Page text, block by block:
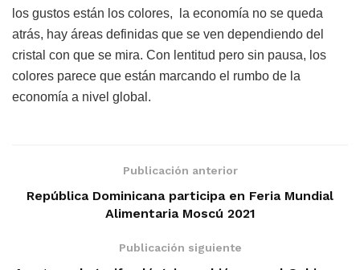
los gustos están los colores, la economía no se queda
atrás, hay áreas definidas que se ven dependiendo del
cristal con que se mira. Con lentitud pero sin pausa, los
colores parece que están marcando el rumbo de la
economía a nivel global.
Publicación anterior
República Dominicana participa en Feria Mundial
Alimentaria Moscú 2021
Publicación siguiente